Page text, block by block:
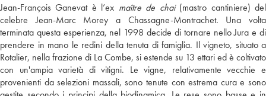
Jean-François Ganevat è l’ex maître de chai(mastro cantiniere) del
celebre Jean-Marc Morey a Chassagne-Montrachet. Una volta
terminata questa esperienza, nel 1998 decide di tornare nello Jura e di
prendere in mano le redini della tenuta di famiglia. Il vigneto, situato a
Rotalier, nella frazione di La Combe, si estende su 13 ettari ed è coltivato
con un'ampia varietà di vitigni. Le vigne, relativamente vecchie e
provenienti da selezioni massali, sono tenute con estrema cura e sono